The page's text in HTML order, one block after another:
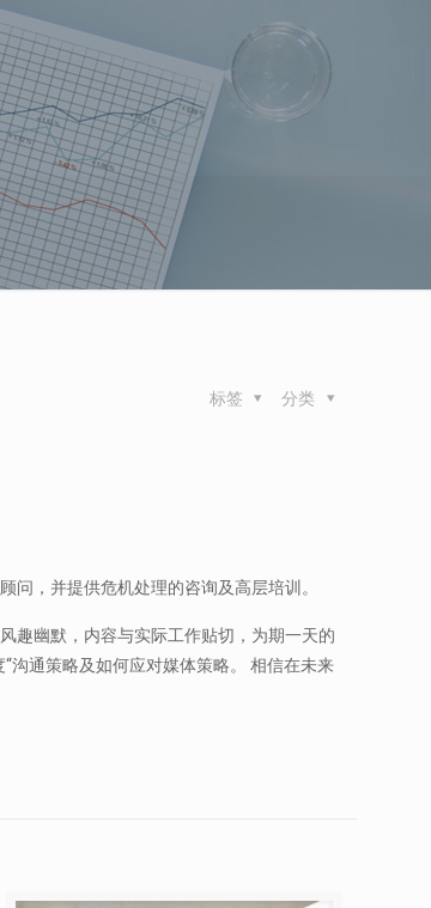
分类
标签
，并提供危机处理的咨询及高层培训。
趣幽默，内容与实际工作贴切，为期一天的
沟通策略及如何应对媒体策略。 相信在未来